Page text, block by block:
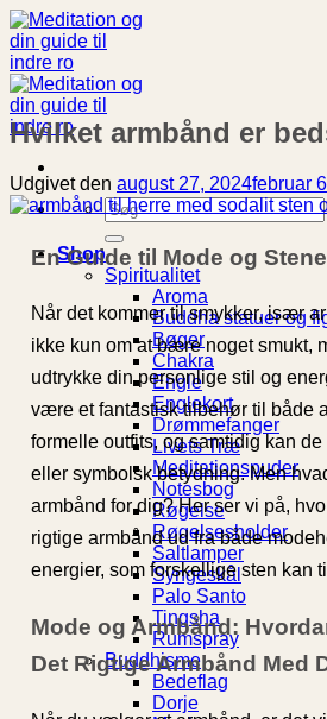
Fortsæt
til
indhold
Søg
efter:
Shop
Spiritualitet
Aroma
Buddha statuer og
Bøger
Chakra
Engle
Englekort
Drømmefanger
Livets Træ
Meditationspuder
Notesbog
Røgelse
Røgelsesholder
Saltlamper
Syngeskål
Palo Santo
Tingsha
Rumspray
Buddhisme
Bedeflag
Dorje
Hvilket armbånd er
Udgivet den august 27, 2024februar
En Guide til Mode og
Når det kommer til smykker, især
ikke kun om at bære noget smukt,
udtrykke din personlige stil og
være et fantastisk tilbehør til både
formelle outfits, og samtidig kan de
eller symbolsk betydning. Men
armbånd for dig? Her ser vi på,
rigtige armbånd ud fra både
energier, som forskellige sten kan
Mode og Armbånd:
Det Rigtige Armbånd Med